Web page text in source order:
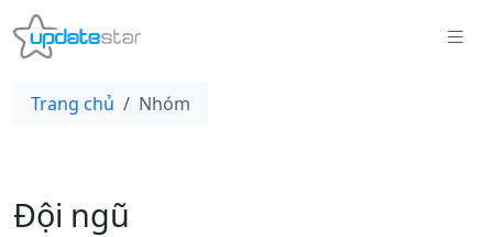
Trang chủ Nhóm
Đội ngũ